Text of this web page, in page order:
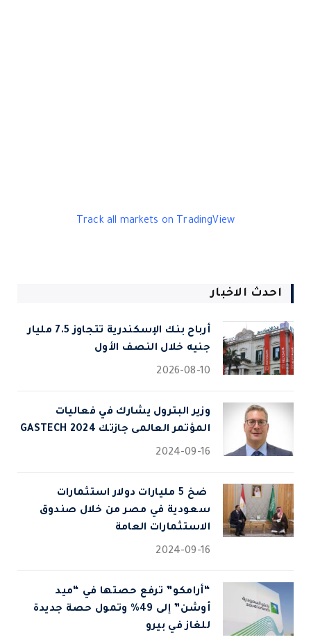
Track all markets on TradingView
احدث الاخبار
أرباح بنك الإسكندرية تتجاوز 7.5 مليار
جنيه خلال النصف الأول
2026-08-10
وزير البترول يشارك في فعاليات
المؤتمر العالمى جازتك 2024 GASTECH
2024-09-16
⁠ ضخ 5 مليارات دولار استثمارات
سعودية في مصر من خلال صندوق
الاستثمارات العامة
2024-09-16
“أرامكو” ترفع حصتها في “ميد
أوشن” إلى 49% وتمول حصة جديدة
للغاز في بيرو